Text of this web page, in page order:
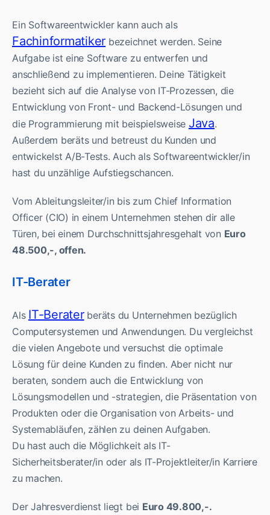
Ein Softwareentwickler kann auch als
Fachinformatiker bezeichnet werden. Seine
Aufgabe ist eine Software zu entwerfen und
anschließend zu implementieren. Deine Tätigkeit
bezieht sich auf die Analyse von IT-Prozessen, die
Entwicklung von Front- und Backend-Lösungen und
die Programmierung mit beispielsweise Java.
Außerdem beräts und betreust du Kunden und
entwickelst A/B-Tests. Auch als Softwareentwickler/in
hast du unzählige Aufstiegschancen.
Vom Ableitungsleiter/in bis zum Chief Information
Officer (CIO) in einem Unternehmen stehen dir alle
Türen, bei einem Durchschnittsjahresgehalt von Euro
48.500,-, offen.
IT-Berater
Als IT-Beraterberäts du Unternehmen bezüglich
Computersystemen und Anwendungen. Du vergleichst
die vielen Angebote und versuchst die optimale
Lösung für deine Kunden zu finden. Aber nicht nur
beraten, sondern auch die Entwicklung von
Lösungsmodellen und -strategien, die Präsentation von
Produkten oder die Organisation von Arbeits- und
Systemabläufen, zählen zu deinen Aufgaben.
Du hast auch die Möglichkeit als IT-
Sicherheitsberater/in oder als IT-Projektleiter/in Karriere
zu machen.
Der Jahresverdienst liegt bei Euro 49.800,-.